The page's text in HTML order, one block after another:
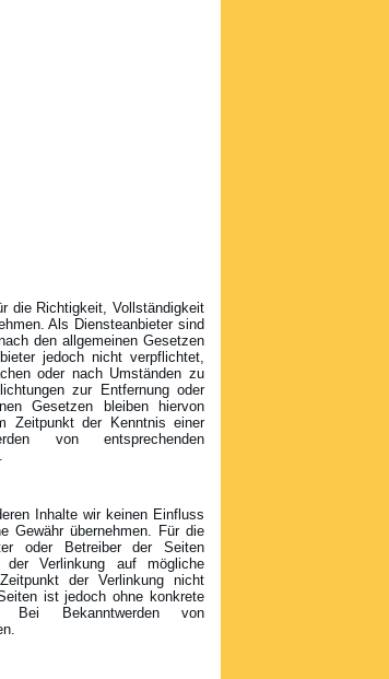
die Richtigkeit, Vollständigkeit
Als Diensteanbieter sind
den allgemeinen Gesetzen
jedoch nicht verpflichtet,
oder nach Umständen zu
zur Entfernung oder
Gesetzen bleiben hiervon
Zeitpunkt der Kenntnis einer
von entsprechenden
Inhalte wir keinen Einfluss
Gewähr übernehmen. Für die
oder Betreiber der Seiten
Verlinkung auf mögliche
der Verlinkung nicht
ist jedoch ohne konkrete
Bei Bekanntwerden von